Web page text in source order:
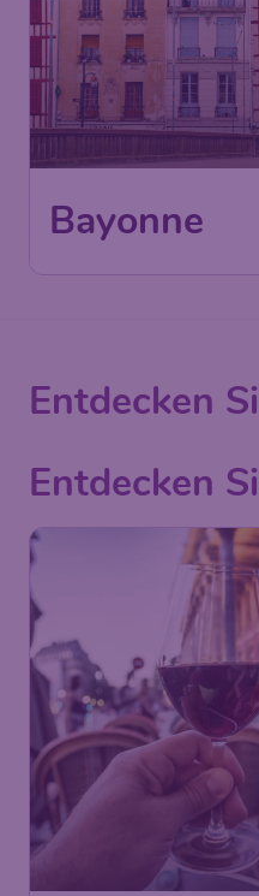
Bayonne
Entdecken
Entdecken